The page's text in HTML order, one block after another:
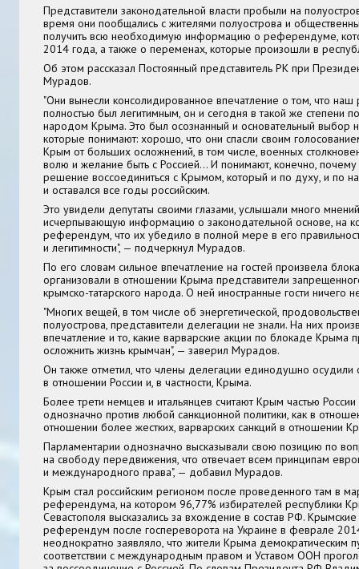
Представители законодательной власти пробыли на
время они пообщались с жителями полуострова и
получить всю необходимую информацию о референдуме,
2014 года, а также о переменах, которые произошли в
Об этом рассказал Постоянный представитель РК при
Мурадов.
"Они вынесли консолидированное впечатление о том, что
полностью был легитимным, он и сегодня в такой же степени
народом Крыма. Это был осознанный и основательный выбор
которые понимают: хорошо, что они спасли своим
Крым от больших осложнений, в том числе, военных
волю и желание быть с Россией… И понимают, конечно, почему
решение воссоединиться с Крымом, который и по духу, и по
и оставался все годы российским.
Это увидели депутаты своими глазами, услышали много
исчерпывающую информацию о законодательной основе, на
референдум, что их убедило в полной мере в его
и легитимности", — подчеркнул Мурадов.
По его словам сильное впечатление на гостей произвела
организовали в отношении Крыма представители
крымско-татарского народа. О ней иностранные гости ничего
"Многих вещей, в том числе об энергетической,
полуострова, представители делегации не знали. На них
впечатление и то, какие варварские акции по блокаде Крыма
осложнить жизнь крымчан", — заверил Мурадов.
Он также отметил, что члены делегации единодушно осудили
в отношении России и, в частности, Крыма.
Более трети немцев и итальянцев считают Крым частью
однозначно против любой санкционной политики, как в
отношении более жестких, варварских санкций в отношении
Парламентарии однозначно высказывали свою позицию по
на свободу передвижения, что отвечает всем принципам
и международного права", — добавил Мурадов.
Крым стал российским регионом после проведенного там в
референдума, на котором 96,77% избирателей республики
Севастополя высказались за вхождение в состав РФ.
референдум после госпереворота на Украине в феврале
неоднократно заявляло, что жители Крыма демократическим
соответствии с международным правом и Уставом ООН